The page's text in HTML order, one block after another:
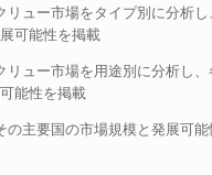
リュー市場をタイプ別に分析
可能性を掲載
リュー市場を用途別に分析し、
能性を掲載
の主要国の市場規模と発展可